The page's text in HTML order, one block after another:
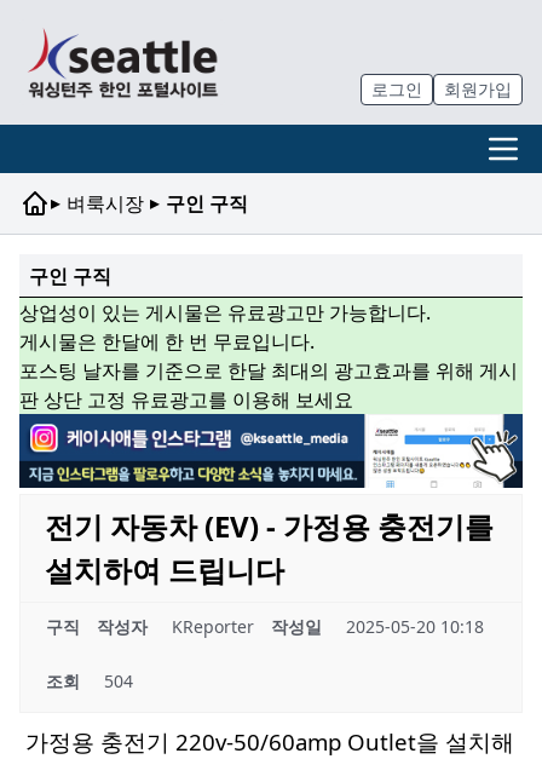
로그인 회원가입
▸ 벼룩시장 ▸ 구인 구직
구인 구직
상업성이 있는 게시물은 유료광고만 가능합니다.
게시물은 한달에 한 번 무료입니다.
포스팅 날자를 기준으로 한달 최대의 광고효과를 위해 게시
판 상단 고정 유료광고를 이용해 보세요
전기 자동차 (EV) - 가정용 충전기를
설치하여 드립니다
구직 작성자 KReporter 작성일 2025-05-20 10:18
조회 504
가정용 충전기 220v-50/60amp Outlet을 설치해